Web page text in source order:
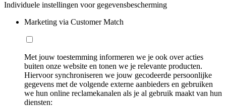
Individuele instellingen voor gegevensbescherming
Marketing via Customer Match
Met jouw toestemming informeren we je ook over acties
buiten onze website en tonen we je relevante producten.
Hiervoor synchroniseren we jouw gecodeerde persoonlijke
gegevens met de volgende externe aanbieders en gebruiken
we hun online reclamekanalen als je al gebruik maakt van hun
diensten: